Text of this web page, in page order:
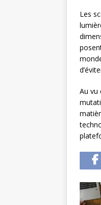
Les
Au vu